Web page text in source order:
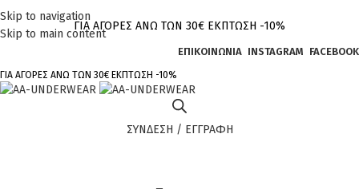
Skip to navigation
Skip to main content
Τηλεφωνικές παραγγελίες 23210 97300
ΓΙΑ ΑΓΟΡΕΣ ΑΝΩ ΤΩΝ 30€ ΕΚΠΤΩΣΗ -10%
ΕΠΙΚΟΙΝΩΝΙΑ INSTAGRAM FACEBOOK
ΓΙΑ ΑΓΟΡΕΣ ΑΝΩ ΤΩΝ 30€ ΕΚΠΤΩΣΗ -10%
ΣΥΝΔΕΣΗ / ΕΓΓΡΑΦΗ